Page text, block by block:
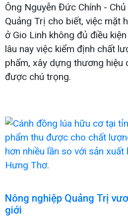
Ông Nguyễn Đức Chính -
Quảng Trị cho biết, việc mặt
ở Gio Linh không đủ điều
lâu nay việc kiểm định chất
phẩm, xây dựng thương hiệu
được chú trọng.
Nông nghiệp Quảng Trị
giới